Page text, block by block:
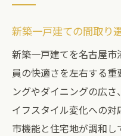
新築一戸建ての間取り
新築一戸建てを名古屋
員の快適さを左右する
ングやダイニングの広
イフスタイル変化への
市機能と住宅地が調和